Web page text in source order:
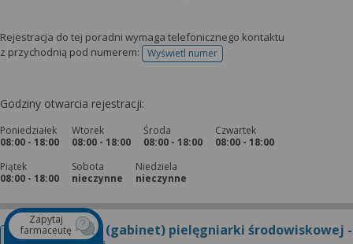
Rejestracja do tej poradni wymaga telefonicznego kontaktu
z przychodnią pod numerem:
Wyświetl numertelefonu do rejestracji
Godziny otwarcia rejestracji:
Poniedziałek
08:00 - 18:00
Wtorek
08:00 - 18:00
Środa
08:00 - 18:00
Czwartek
08:00 - 18:00
Piątek
08:00 - 18:00
Sobota
nieczynne
Niedziela
nieczynne
Poradnia (gabinet) pielęgniarki środowiskowej -
Zapytaj
farmaceutę